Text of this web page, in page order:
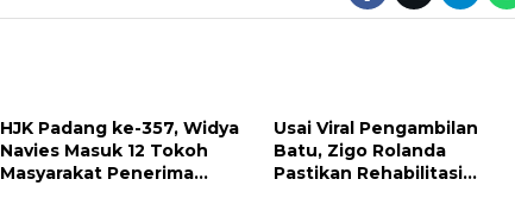
HJK Padang ke-357, Widya
Navies Masuk 12 Tokoh
Masyarakat Penerima
Usai Viral Pengambilan
Batu, Zigo Rolanda
Pastikan Rehabilitasi